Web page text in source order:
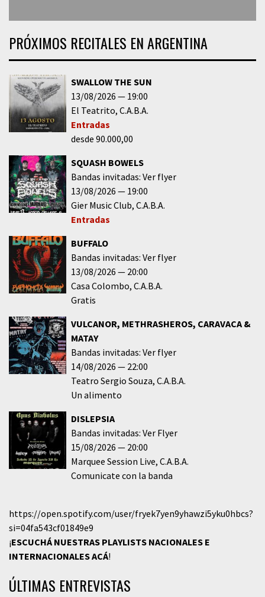
PRÓXIMOS RECITALES EN ARGENTINA
SWALLOW THE SUN
13/08/2026
19:00
El Teatrito C.A.B.A.
Entradas
desde 90.000,00
SQUASH BOWELS
Bandas invitadas: Ver flyer
13/08/2026
19:00
Gier Music Club C.A.B.A.
Entradas
BUFFALO
Bandas invitadas: Ver flyer
13/08/2026
20:00
Casa Colombo C.A.B.A.
Gratis
VULCANOR, METHRASHEROS, CARAVACA &
MATAY
Bandas invitadas: Ver flyer
14/08/2026
22:00
Teatro Sergio Souza C.A.B.A.
Un alimento
DISLEPSIA
Bandas invitadas: Ver Flyer
15/08/2026
20:00
Marquee Session Live C.A.B.A.
Comunicate con la banda
https://open.spotify.com/user/fryek7yen9yhawzi5yku0hbcs?
si=04fa543cf01849e9
¡ESCUCHÁ NUESTRAS PLAYLISTS NACIONALES E
INTERNACIONALESACÁ!
ÚLTIMAS ENTREVISTAS